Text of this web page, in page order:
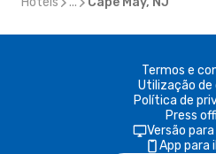
Termos e
Utilização de
Política de
Press
Versão
App para